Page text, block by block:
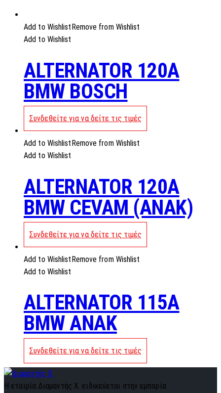
Add to Wishlist Remove from Wishlist
Add to Wishlist
ALTERNATOR 120A
BMW BOSCH
Συνδεθείτε για να δείτε τις τιμές
Add to Wishlist Remove from Wishlist
Add to Wishlist
ALTERNATOR 120A
BMW CEVAM (ANAK)
Συνδεθείτε για να δείτε τις τιμές
Add to Wishlist Remove from Wishlist
Add to Wishlist
ALTERNATOR 115A
BMW ANAK
Συνδεθείτε για να δείτε τις τιμές
Η εταιρία Διαμαντής Χ. ειδικεύεται στην εμπορία